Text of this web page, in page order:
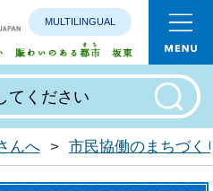
みんなで
MULTILINGUAL
んへ > 市民協働のまちづく